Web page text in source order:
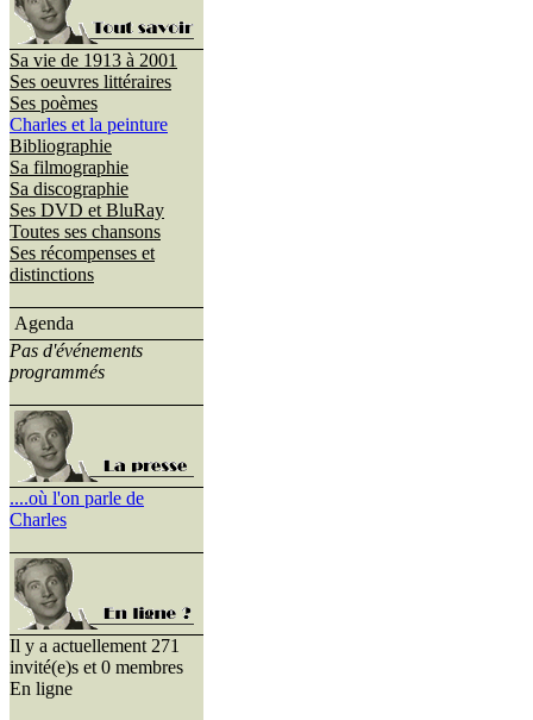
Sa vie de 1913 à 2001
Ses oeuvres littéraires
Ses poèmes
Charles et la peinture
Bibliographie
Sa filmographie
Sa discographie
Ses DVD et BluRay
Toutes ses chansons
Ses récompenses et
distinctions
Agenda
Pas d'événements
programmés
....où l'on parle de
Charles
Il y a actuellement 271
invité(e)s et 0 membres
En ligne